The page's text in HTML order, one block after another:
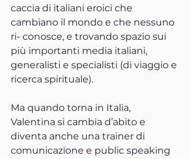
caccia di italiani eroici che
cambiano il mondo e che nessuno
ri- conosce, e trovando spazio sui
più importanti media italiani,
generalisti e specialisti (di viaggio e
ricerca spirituale).
Ma quando torna in Italia,
Valentina si cambia d’abito e
diventa anche una trainer di
comunicazione e public speaking